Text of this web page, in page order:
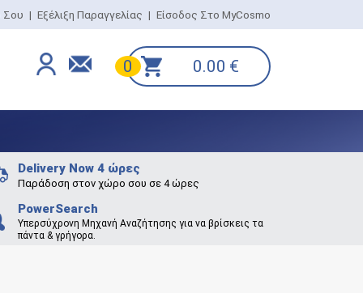
Σου | Εξέλιξη Παραγγελίας | Είσοδος Στο MyCosmo
0 0.00 €
Delivery Now 4 ώρες
Παράδοση στον χώρο σου σε 4 ώρες
PowerSearch
Υπερσύχρονη Μηχανή Αναζήτησης για να βρίσκεις τα
πάντα & γρήγορα.